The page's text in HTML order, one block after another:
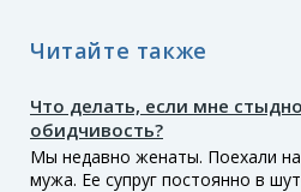
Читайте также
Что делать, если мне
обидчивость?
Мы недавно женаты. Поехали
мужа. Ее супруг постоянно в